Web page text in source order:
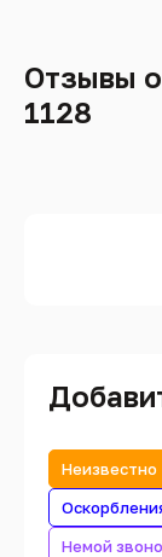
Отзывы
1128
Неизвестно
Немой